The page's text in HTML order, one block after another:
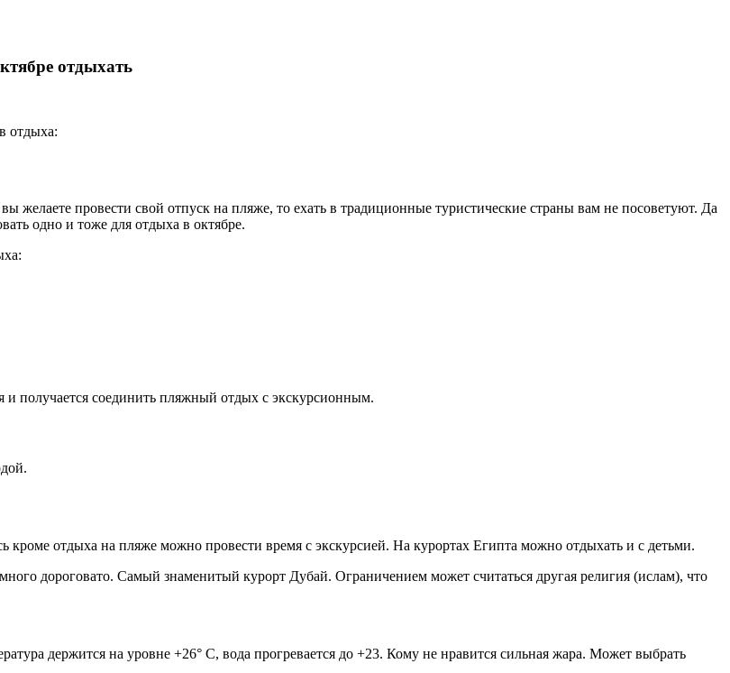
отдыхать
отдыха:
желаете провести свой отпуск на пляже, то ехать в традиционные туристические страны вам не посоветуют. Да
одно и тоже для отдыха в октябре.
и получается соединить пляжный отдых с экскурсионным.
кроме отдыха на пляже можно провести время с экскурсией. На курортах Египта можно отдыхать и с детьми.
дороговато. Самый знаменитый курорт Дубай. Ограничением может считаться другая религия (ислам), что
держится на уровне +26° С, вода прогревается до +23. Кому не нравится сильная жара. Может выбрать